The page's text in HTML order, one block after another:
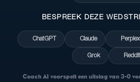
BESPREEK DEZE
ChatGPT Claude
Grok Reddit
Coach AI voorspelt een uitslag van 3-0